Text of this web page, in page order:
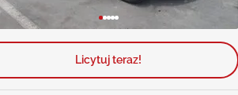
Licytuj teraz!